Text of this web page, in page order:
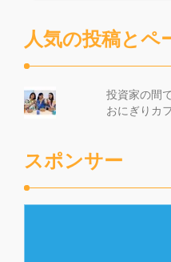
人気の投稿とペ
投資家の間
おにぎりカ
スポンサー